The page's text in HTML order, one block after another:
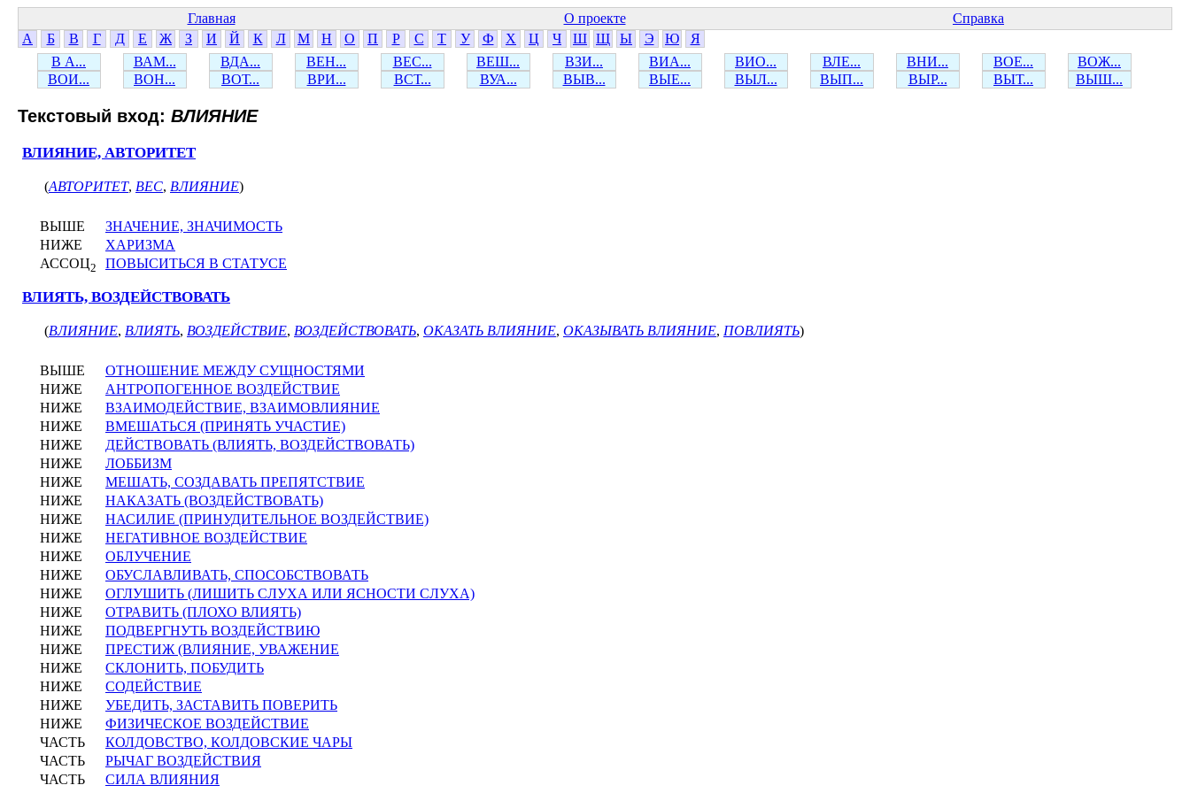
Главная О проекте
Справка
А
Б В Г Д Е Ж З И Й К Л М Н О П Р С Т У Ф Х Ц Ч Ш Щ Ы Э Ю
Я
В А...
ВАМ... ВДА... ВЕН... ВЕС... ВЕШ... ВЗИ... ВИА... ВИО... ВЛЕ... ВНИ... ВОЕ...
ВОЖ...
ВОИ...
ВОН... ВОТ... ВРИ... ВСТ... ВУА... ВЫВ... ВЫЕ... ВЫЛ... ВЫП... ВЫР... ВЫТ... ВЫШ...
Текстовый вход: ВЛИЯНИЕ
ВЛИЯНИЕ, АВТОРИТЕТ
(АВТОРИТЕТ, ВЕС, ВЛИЯНИЕ)
ВЫШЕ
ЗНАЧЕНИЕ, ЗНАЧИМОСТЬ
НИЖЕ
ХАРИЗМА
АССОЦ2 ПОВЫСИТЬСЯ В СТАТУСЕ
ВЛИЯТЬ, ВОЗДЕЙСТВОВАТЬ
(ВЛИЯНИЕ, ВЛИЯТЬ, ВОЗДЕЙСТВИЕ, ВОЗДЕЙСТВОВАТЬ, ОКАЗАТЬ ВЛИЯНИЕ, ОКАЗЫВАТЬ ВЛИЯНИЕ, ПОВЛИЯТЬ)
ВЫШЕ
ОТНОШЕНИЕ МЕЖДУ СУЩНОСТЯМИ
НИЖЕ
АНТРОПОГЕННОЕ ВОЗДЕЙСТВИЕ
НИЖЕ
ВЗАИМОДЕЙСТВИЕ, ВЗАИМОВЛИЯНИЕ
НИЖЕ
ВМЕШАТЬСЯ (ПРИНЯТЬ УЧАСТИЕ)
НИЖЕ
ДЕЙСТВОВАТЬ (ВЛИЯТЬ, ВОЗДЕЙСТВОВАТЬ)
НИЖЕ
ЛОББИЗМ
НИЖЕ
МЕШАТЬ, СОЗДАВАТЬ ПРЕПЯТСТВИЕ
НИЖЕ
НАКАЗАТЬ (ВОЗДЕЙСТВОВАТЬ)
НИЖЕ
НАСИЛИЕ (ПРИНУДИТЕЛЬНОЕ ВОЗДЕЙСТВИЕ)
НИЖЕ
НЕГАТИВНОЕ ВОЗДЕЙСТВИЕ
НИЖЕ
ОБЛУЧЕНИЕ
НИЖЕ
ОБУСЛАВЛИВАТЬ, СПОСОБСТВОВАТЬ
НИЖЕ
ОГЛУШИТЬ (ЛИШИТЬ СЛУХА ИЛИ ЯСНОСТИ СЛУХА)
НИЖЕ
ОТРАВИТЬ (ПЛОХО ВЛИЯТЬ)
НИЖЕ
ПОДВЕРГНУТЬ ВОЗДЕЙСТВИЮ
НИЖЕ
ПРЕСТИЖ (ВЛИЯНИЕ, УВАЖЕНИЕ
НИЖЕ
СКЛОНИТЬ, ПОБУДИТЬ
НИЖЕ
СОДЕЙСТВИЕ
НИЖЕ
УБЕДИТЬ, ЗАСТАВИТЬ ПОВЕРИТЬ
НИЖЕ
ФИЗИЧЕСКОЕ ВОЗДЕЙСТВИЕ
ЧАСТЬ
КОЛДОВСТВО, КОЛДОВСКИЕ ЧАРЫ
ЧАСТЬ
РЫЧАГ ВОЗДЕЙСТВИЯ
ЧАСТЬ
СИЛА ВЛИЯНИЯ